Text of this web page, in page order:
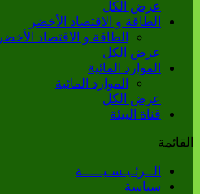
عرض الكل
الطاقة و الاقتصاد الأخضر
الطاقة و الاقتصاد الأخضر
عرض الكل
الموارد المائية
الموارد المائية
عرض الكل
قناة البيئة
القائمة
الــرئـيـسـيـــــة
سياسة